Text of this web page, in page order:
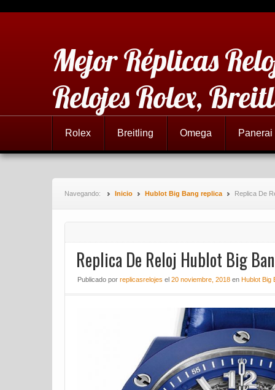
Mejor Réplicas
Relojes Rolex,
Rolex Breitling Omega Panerai
Navegando: Inicio Hublot Big Bang replica Replica De
Replica De Reloj Hublot Big
Publicado por replicasrelojes el 20 noviembre, 2018 en Hublot Big